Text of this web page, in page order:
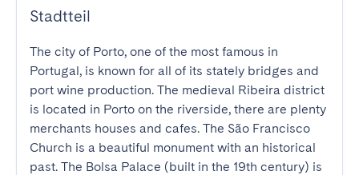
Stadtteil
The city of Porto, one of the most famous in
Portugal, is known for all of its stately bridges and
port wine production. The medieval Ribeira district
is located in Porto on the riverside, there are plenty
merchants houses and cafes. The São Francisco
Church is a beautiful monument with an historical
past. The Bolsa Palace (built in the 19th century) is